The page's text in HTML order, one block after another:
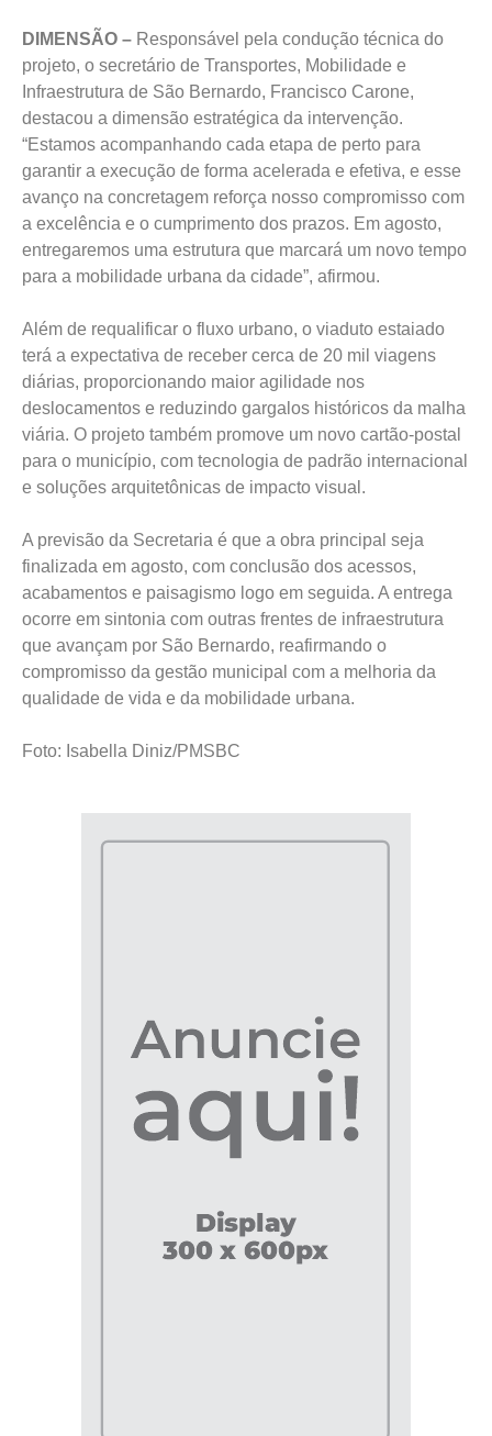
DIMENSÃO – Responsável pela condução técnica do
projeto, o secretário de Transportes, Mobilidade e
Infraestrutura de São Bernardo, Francisco Carone,
destacou a dimensão estratégica da intervenção.
“Estamos acompanhando cada etapa de perto para
garantir a execução de forma acelerada e efetiva, e esse
avanço na concretagem reforça nosso compromisso com
a excelência e o cumprimento dos prazos. Em agosto,
entregaremos uma estrutura que marcará um novo tempo
para a mobilidade urbana da cidade”, afirmou.
Além de requalificar o fluxo urbano, o viaduto estaiado
terá a expectativa de receber cerca de 20 mil viagens
diárias, proporcionando maior agilidade nos
deslocamentos e reduzindo gargalos históricos da malha
viária. O projeto também promove um novo cartão-postal
para o município, com tecnologia de padrão internacional
e soluções arquitetônicas de impacto visual.
A previsão da Secretaria é que a obra principal seja
finalizada em agosto, com conclusão dos acessos,
acabamentos e paisagismo logo em seguida. A entrega
ocorre em sintonia com outras frentes de infraestrutura
que avançam por São Bernardo, reafirmando o
compromisso da gestão municipal com a melhoria da
qualidade de vida e da mobilidade urbana.
Foto: Isabella Diniz/PMSBC